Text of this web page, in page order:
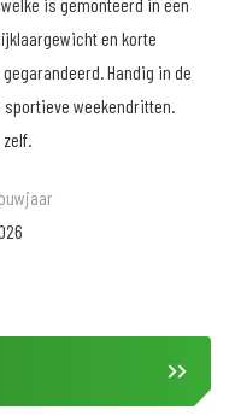
en korte
Handig in de
weekendritten.